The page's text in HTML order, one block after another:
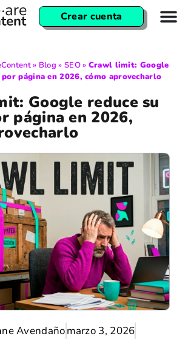
Crear cuenta
» Blog » SEO» Crawl limit: Google
página en 2026, cómo aprovecharlo
Google reduce su
página en 2026,
Avendañomarzo 3, 2026